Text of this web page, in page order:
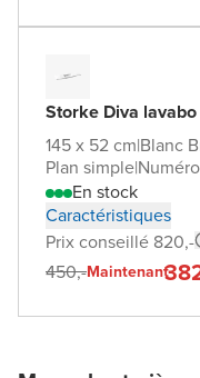
Storke Diva lavabo
145 x 52 cm|Blanc
Plan simple|
En stock
Caractéristiques
Prix conseillé 820,-
450,-Maintenant